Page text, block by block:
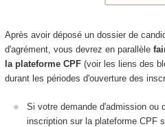
Après avoir déposé un dossier de
d'agrément, vous devrez en parallèle
la plateforme CPF(voir les liens des
durant les périodes d'ouverture des
Si votre demande d'admission ou
inscription sur la plateforme CPF